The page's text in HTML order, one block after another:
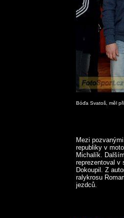
Bóďa Svatoš, měl
Mezi
republiky v
Michalík.
reprezentoval v
Dokoupil. Z
ralykrosu
jezdců.